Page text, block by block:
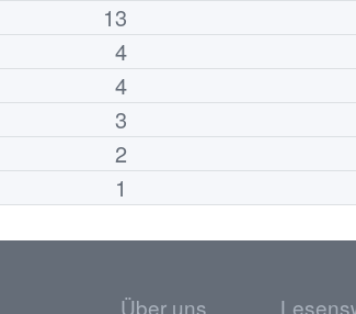
13
4
4
3
2
1
Über uns